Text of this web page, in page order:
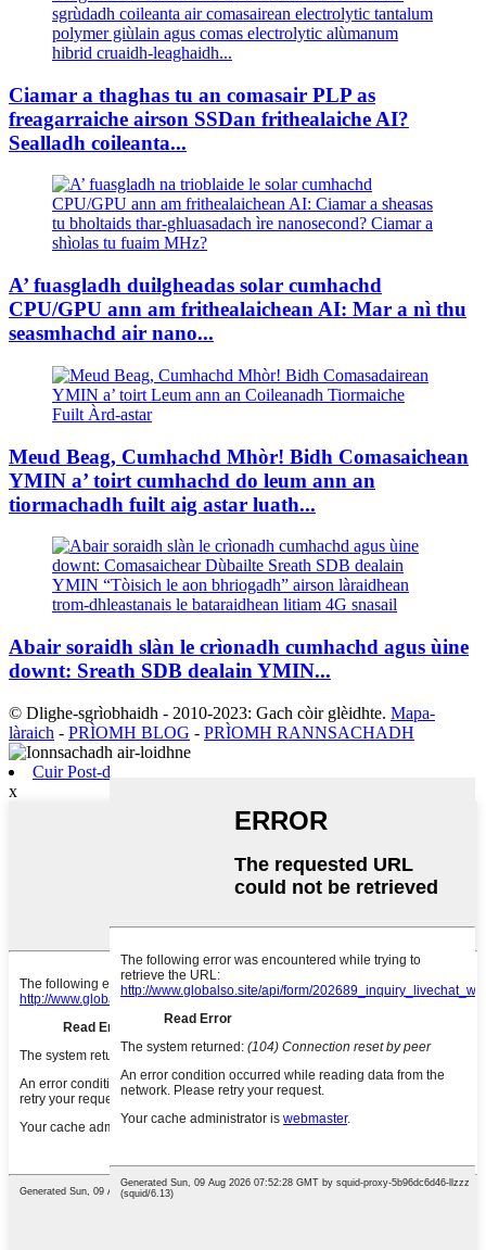
Ciamar a thaghas tu an comasair PLP as
freagarraiche airson SSDan frithealaiche AI?
Sealladh coileanta...
A’ fuasgladh duilgheadas solar cumhachd
CPU/GPU ann am frithealaichean AI: Mar a nì thu
seasmhachd air nano...
Meud Beag, Cumhachd Mhòr! Bidh Comasaichean
YMIN a’ toirt cumhachd do leum ann an
tiormachadh fuilt aig astar luath...
Abair soraidh slàn le crìonadh cumhachd agus ùine
downt: Sreath SDB dealain YMIN...
© Dlighe-sgrìobhaidh - 2010-2023: Gach còir glèidhte. Mapa-
làraich - PRÌOMH BLOG - PRÌOMH RANNSACHADH
Cuir Post-d
x